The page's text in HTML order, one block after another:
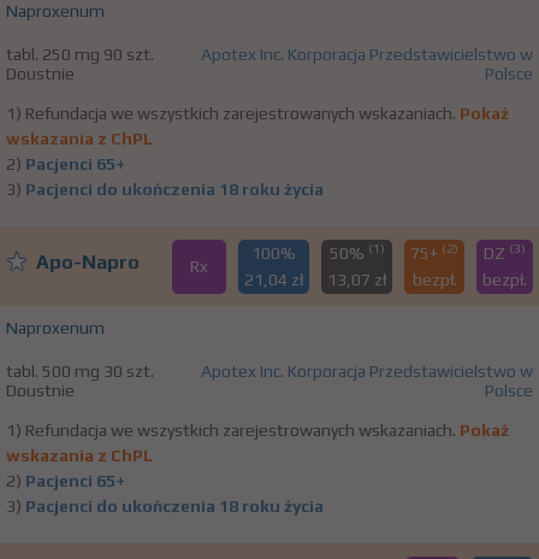
Naproxenum
tabl. 250 mg 90 szt.
Doustnie
Apotex Inc. Korporacja Przedstawicielstwo w
Polsce
1) Refundacja we wszystkich zarejestrowanych wskazaniach. Pokaż
wskazania z ChPL
2) Pacjenci 65+
3) Pacjenci do ukończenia 18 roku życia
Apo-Napro Rx
100%
21,04 zł
50% (1)
13,07 zł
75+ (2)
bezpł.
DZ (3)
bezpł.
Naproxenum
tabl. 500 mg 30 szt.
Doustnie
Apotex Inc. Korporacja Przedstawicielstwo w
Polsce
1) Refundacja we wszystkich zarejestrowanych wskazaniach. Pokaż
wskazania z ChPL
2) Pacjenci 65+
3) Pacjenci do ukończenia 18 roku życia